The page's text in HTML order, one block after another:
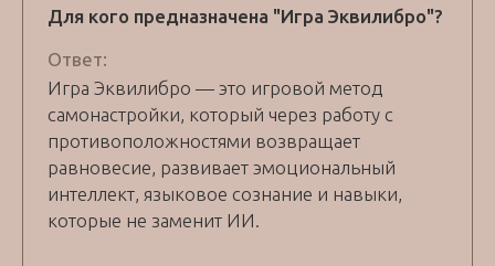
Для кого предназначена "Игра Эквилибро"?
Ответ:
Игра Эквилибро — это игровой метод
самонастройки, который через работу с
противоположностями возвращает
равновесие, развивает эмоциональный
интеллект, языковое сознание и навыки,
которые не заменит ИИ.